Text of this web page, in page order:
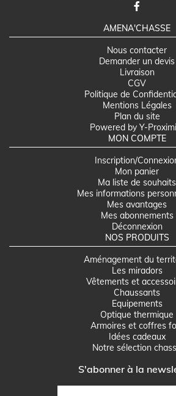
AMENA'CHASSE
Nous contacter
Demander un devis
Livraison
CGV
Politique de
Mentions Légales
Plan du site
Powered by Y-
MON COMPTE
Inscription/
Mon panier
Ma liste de souhaits
Mes informations
Mes avantages
Mes abonnements
Déconnexion
NOS PRODUITS
Aménagement du
Les miradors
Vêtements et
Chaussants
Equipements
Optique thermique
Armoires et coffres
Idées cadeaux
Notre sélection
S'abonner à la